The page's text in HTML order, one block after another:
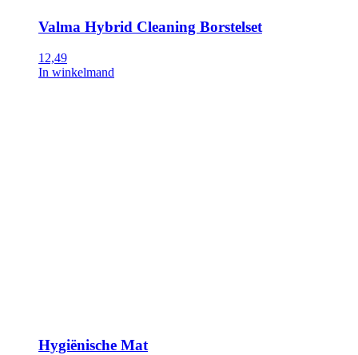
Valma Hybrid Cleaning Borstelset
12,49
In winkelmand
Hygiënische Mat